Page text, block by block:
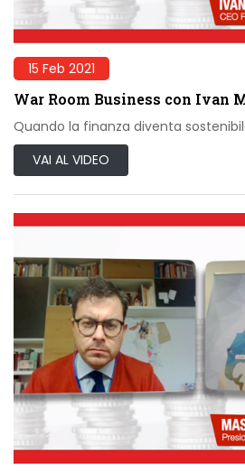
15 Feb 2021
War Room Business con Ivan
Quando la finanza diventa
VAI AL VIDEO